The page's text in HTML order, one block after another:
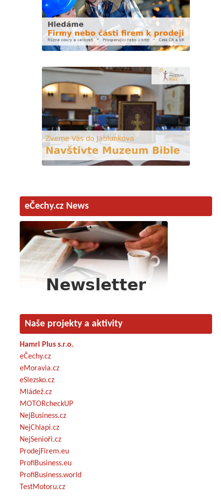
eČechy.cz News
Naše projekty a aktivity
Hamri Plus s.r.o.
eČechy.cz
eMoravia.cz
eSlezsko.cz
Mládež.cz
MOTORcheckUP
NejBusiness.cz
NejChlapi.cz
NejSenioři.cz
ProdejFirem.eu
ProfiBusiness.eu
ProfiBusiness.world
TestMotoru.cz